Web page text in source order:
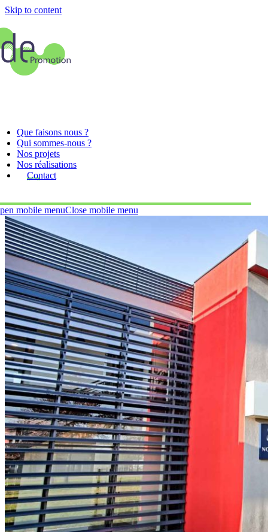
Skip to content
Que faisons nous ?
Qui sommes-nous ?
Nos projets
Nos réalisations
Contact
mobile menuClose mobile menu